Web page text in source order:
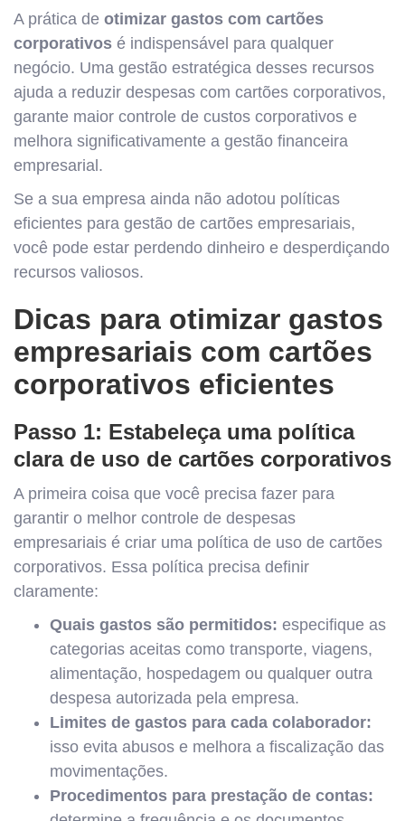
A prática de otimizar gastos com cartões
corporativos é indispensável para qualquer
negócio. Uma gestão estratégica desses recursos
ajuda a reduzir despesas com cartões corporativos,
garante maior controle de custos corporativos e
melhora significativamente a gestão financeira
empresarial.
Se a sua empresa ainda não adotou políticas
eficientes para gestão de cartões empresariais,
você pode estar perdendo dinheiro e desperdiçando
recursos valiosos.
Dicas para otimizar gastos
empresariais com cartões
corporativos eficientes
Passo 1: Estabeleça uma política
clara de uso de cartões corporativos
A primeira coisa que você precisa fazer para
garantir o melhor controle de despesas
empresariais é criar uma política de uso de cartões
corporativos. Essa política precisa definir
claramente:
Quais gastos são permitidos: especifique as
categorias aceitas como transporte, viagens,
alimentação, hospedagem ou qualquer outra
despesa autorizada pela empresa.
Limites de gastos para cada colaborador:
isso evita abusos e melhora a fiscalização das
movimentações.
Procedimentos para prestação de contas: